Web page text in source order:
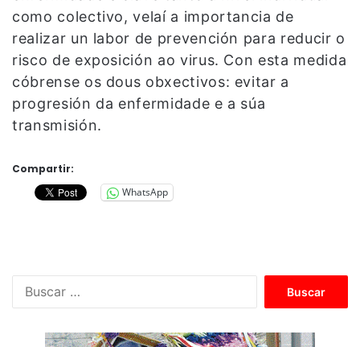
como colectivo, velaí a importancia de
realizar un labor de prevención para reducir o
risco de exposición ao virus. Con esta medida
cóbrense os dous obxectivos: evitar a
progresión da enfermidade e a súa
transmisión.
Compartir:
WhatsApp
c